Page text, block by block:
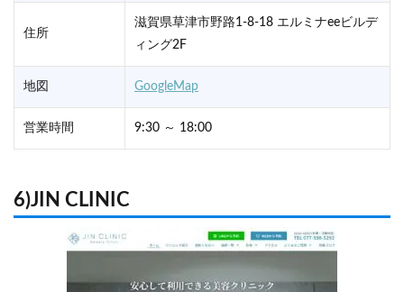
住所
滋賀県草津市野路1-8-18 エルミナeeビルデ
ィング2F
地図 GoogleMap
営業時間 9:30 ～ 18:00
6)JIN CLINIC